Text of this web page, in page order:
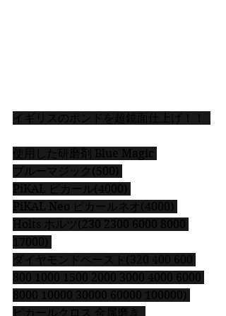
イギリスのポンドを超鏡面仕上げ！！
使用した研磨剤 Blue Magic
ブルーマジック(500)
PiKAL ピカール(4000)
PiKAL Neo ピカールネオ(4000)
Holts ホルツ(230 2300 6000 8000
17000)
ダイヤモンドペースト(320 400 600
800 1000 1500 2000 3000 4000 6000
8000 10000 30000 60000 100000)
ピカールクロス 金属磨き